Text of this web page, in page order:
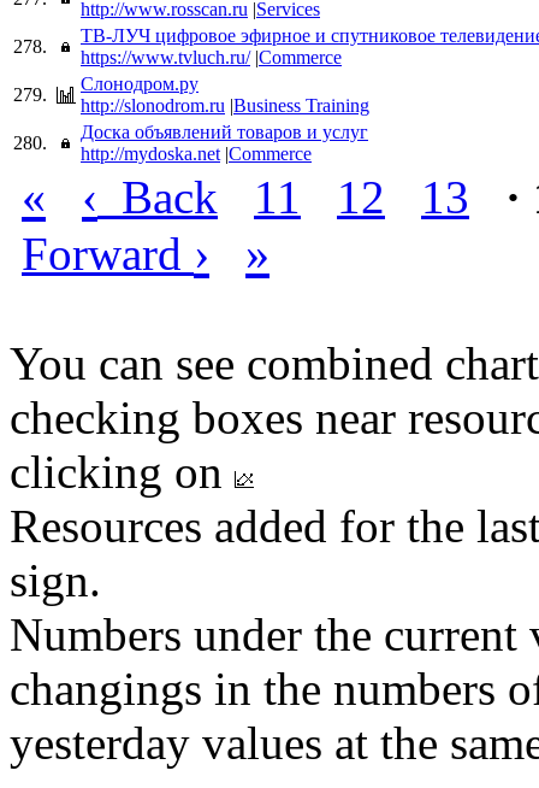
http://www.rosscan.ru |Services
278.
ТВ-ЛУЧ цифровое эфирное и спутниковое
https://www.tvluch.ru/ |Commerce
279.
Слонодром.ру
http://slonodrom.ru |Business Training
280.
Доска объявлений товаров и услуг
http://mydoska.net |Commerce
« ‹ Back 11 12 13
·
Forward › »
You can see combined
checking boxes near
clicking on
Resources added for the
sign.
Numbers under the
changings in the numbers
yesterday values at the